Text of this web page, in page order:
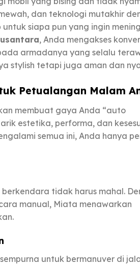
dan teknologi mutakhir
siapa pun yang ingin
, Anda mengakses
armadanya yang selalu
stylish tetapi juga aman dan
Petualangan Malam
membuat gaya Anda “auto
estetika, performa, dan
semua ini, Anda hanya
tidak harus mahal.
manual, Miata menawarkan
untuk bermanuver di